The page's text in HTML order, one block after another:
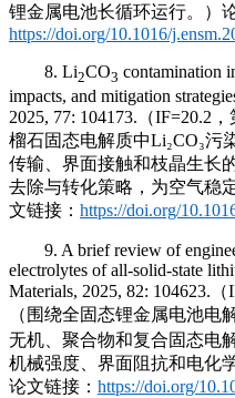
锂金属电池长循环运行。）
https://doi.org/10.1016/
8. Li2CO3 contamination
impacts, and mitigation
2025, 77: 104173.（IF=20.2
榴石固态电解质中Li₂CO₃污
传输、界面接触和枝晶生长
去除与转化策略，为空气稳
文链接： https://doi.org/
9. A brief review of
electrolytes of all-solid-state
Materials, 2025, 82: 104623.
（围绕全固态锂金属电池电
无机、聚合物和复合固态电
机械强度、界面阻抗和电化
论文链接： https://doi.org/